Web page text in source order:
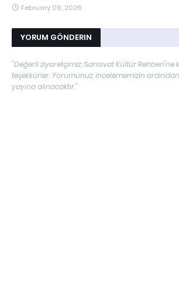
February 09, 2026
YORUM GÖNDERIN
"Değerli ziyaretçimiz; Sarısıvat Kültür Rehberi'ne
teşekkürler. Yorumunuz, incelememizin
yayına alınacaktır."